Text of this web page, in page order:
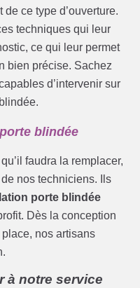
ce type d’ouverture.
techniques qui leur
ce qui leur permet
bien précise. Sachez
d’intervenir sur
blindée
faudra la remplacer,
nos techniciens. Ils
porte blindée
Dès la conception
place, nos artisans
à notre service